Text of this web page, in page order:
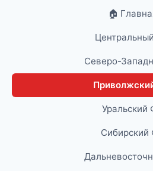
🏠
Северо-
Уральский